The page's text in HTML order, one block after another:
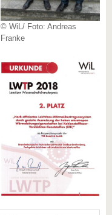
© WiL/ Foto: Andreas
Franke